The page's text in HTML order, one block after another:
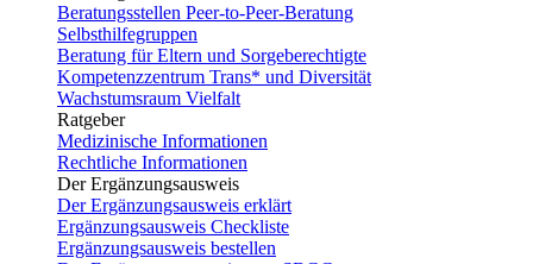
Beratungsstellen Peer-to-Peer-Beratung
Selbsthilfegruppen
Beratung für Eltern und Sorgeberechtigte
Kompetenzzentrum Trans* und Diversität
Wachstumsraum Vielfalt
Ratgeber
Medizinische Informationen
Rechtliche Informationen
Der Ergänzungsausweis
Der Ergänzungsausweis erklärt
Ergänzungsausweis Checkliste
Ergänzungsausweis bestellen